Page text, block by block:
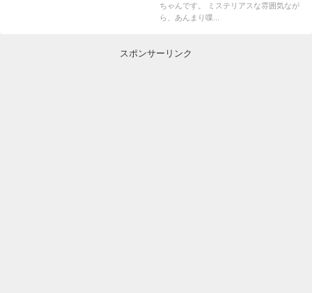
ちゃんです。 ミステリアスな雰囲気なが
ら、あんまり喋...
スポンサーリンク